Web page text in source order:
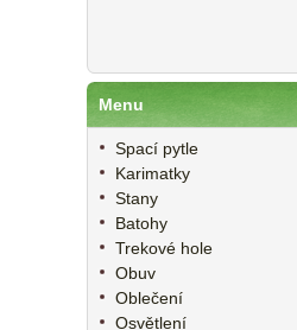
Menu
Spací pytle
Karimatky
Stany
Batohy
Trekové hole
Obuv
Oblečení
Osvětlení